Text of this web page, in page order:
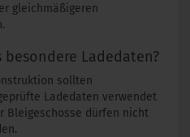
gleichmäßigeren
besondere Ladedaten?
sollten
Ladedaten verwendet
Bleigeschosse dürfen nicht